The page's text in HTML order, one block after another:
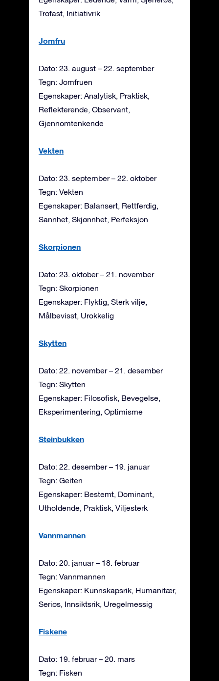
Trofast, Initiativrik
Jomfru
Dato: 23. august – 22. september
Tegn: Jomfruen
Egenskaper: Analytisk, Praktisk,
Reflekterende, Observant,
Gjennomtenkende
Vekten
Dato: 23. september – 22. oktober
Tegn: Vekten
Egenskaper: Balansert, Rettferdig,
Sannhet, Skjønnhet, Perfeksjon
Skorpionen
Dato: 23. oktober – 21. november
Tegn: Skorpionen
Egenskaper: Flyktig, Sterk vilje,
Målbevisst, Urokkelig
Skytten
Dato: 22. november – 21. desember
Tegn: Skytten
Egenskaper: Filosofisk, Bevegelse,
Eksperimentering, Optimisme
Steinbukken
Dato: 22. desember – 19. januar
Tegn: Geiten
Egenskaper: Bestemt, Dominant,
Utholdende, Praktisk, Viljesterk
Vannmannen
Dato: 20. januar – 18. februar
Tegn: Vannmannen
Egenskaper: Kunnskapsrik, Humanitær,
Seriøs, Innsiktsrik, Uregelmessig
Fiskene
Dato: 19. februar – 20. mars
Tegn: Fisken